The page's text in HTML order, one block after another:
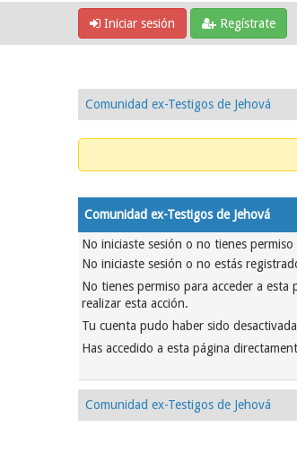
Iniciar sesión Regístrate
Comunidad ex-Testigos de Jehová
Comunidad ex-Testigos de Jehová
No iniciaste sesión o no tienes
No iniciaste sesión o no estás
No tienes permiso para acceder a
realizar esta acción.
Tu cuenta pudo haber sido
Has accedido a esta página
Comunidad ex-Testigos de Jehová